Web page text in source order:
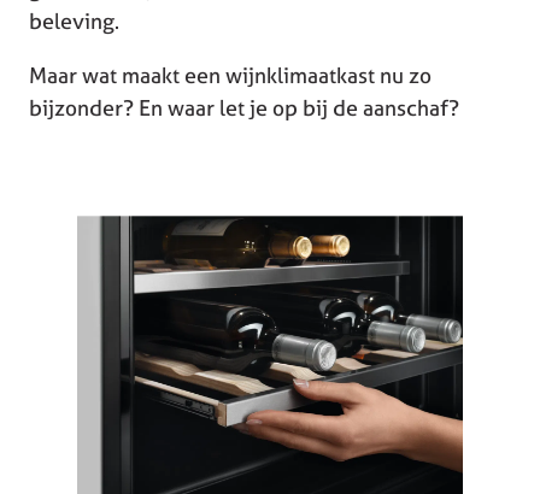
beleving.
Maar wat maakt een wijnklimaatkast nu zo
bijzonder? En waar let je op bij de aanschaf?